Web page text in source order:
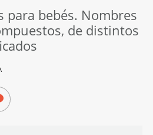
para bebés. Nombres
de distintos